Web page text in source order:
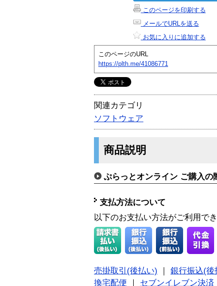
このページを印刷する
メールでURLを送る
お気に入りに追加する
このページのURL
https://plth.me/41086771
関連カテゴリ
ソフトウェア
商品説明
ぷらっとオンライン ご購入の
支払方法について
以下のお支払い方法がご利用で
売掛取引(後払い)
銀行振込(後
換宅配便
セブンイレブン決済